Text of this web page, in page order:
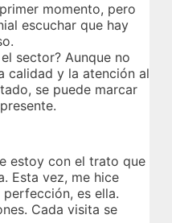
momento, pero
escuchar que hay
sector? Aunque no
calidad y la atención al
se puede marcar
estoy con el trato que
Esta vez, me hice
es ella.
Cada visita se